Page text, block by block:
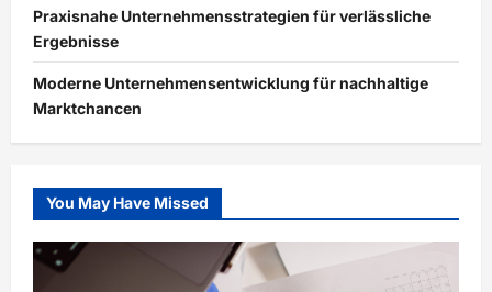
Praxisnahe Unternehmensstrategien für verlässliche
Ergebnisse
Moderne Unternehmensentwicklung für nachhaltige
Marktchancen
You May Have Missed